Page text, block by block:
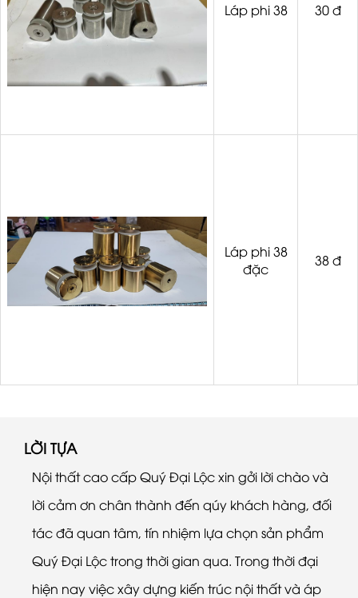
Láp phi 38 30 đ
Láp phi 38
đặc
38 đ
LỜI TỰA
Nội thất cao cấp Quý Đại Lộc xin gởi lời chào và
lời cảm ơn chân thành đến qúy khách hàng, đối
tác đã quan tâm, tín nhiệm lựa chọn sản phẩm
Quý Đại Lộc trong thời gian qua. Trong thời đại
hiện nay việc xây dựng kiến trúc nội thất và áp